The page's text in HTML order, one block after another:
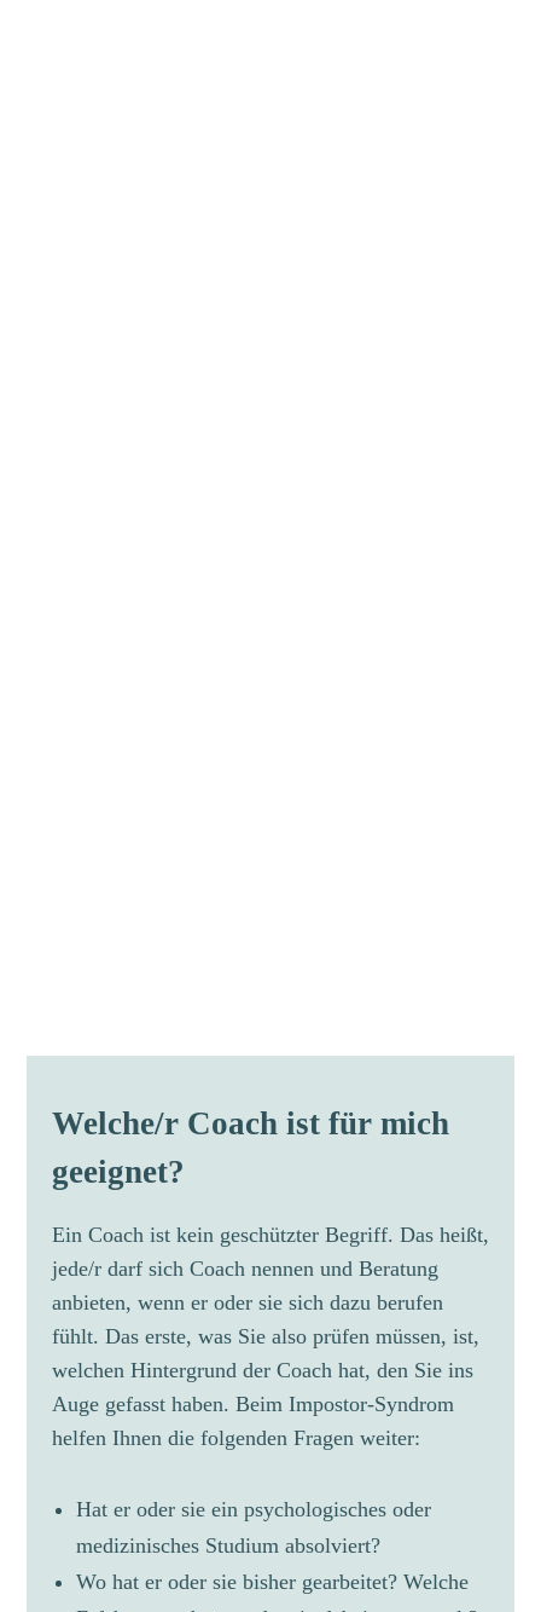
Welche/r Coach ist für mich
geeignet?
Ein Coach ist kein geschützter Begriff. Das heißt,
jede/r darf sich Coach nennen und Beratung
anbieten, wenn er oder sie sich dazu berufen
fühlt. Das erste, was Sie also prüfen müssen, ist,
welchen Hintergrund der Coach hat, den Sie ins
Auge gefasst haben. Beim Impostor-Syndrom
helfen Ihnen die folgenden Fragen weiter:
Hat er oder sie ein psychologisches oder
medizinisches Studium absolviert?
Wo hat er oder sie bisher gearbeitet? Welche